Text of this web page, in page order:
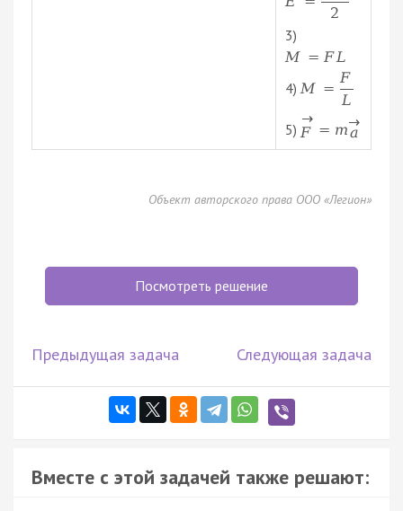
2
3)
M = F L
4) M =
F
L
5)
→
F = m→
a
Объект авторского права ООО «Легион»
Посмотреть решение
Предыдущая задача Следующая задача
Вместе с этой задачей также решают: